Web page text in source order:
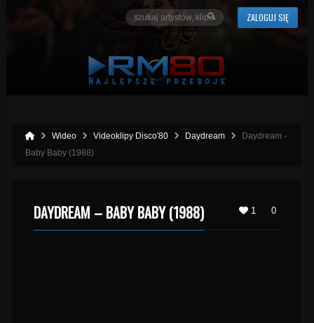
ZALOGUJ SIĘ
Wideo Videoklipy Disco'80 Daydream
Daydream -
Baby Baby (1988)
1 0
DAYDREAM – BABY BABY (1988)